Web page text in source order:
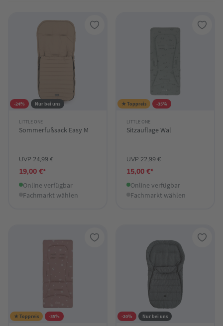
-24% Nur bei uns
LITTLE ONE
Sommerfußsack Easy M
UVP 24,99 €
19,00 €*
Online verfügbar
Fachmarkt wählen
★ Toppreis -35%
LITTLE ONE
Sitzauflage Wal
UVP 22,99 €
15,00 €*
Online verfügbar
Fachmarkt wählen
★ Toppreis -35% -20% Nur bei uns